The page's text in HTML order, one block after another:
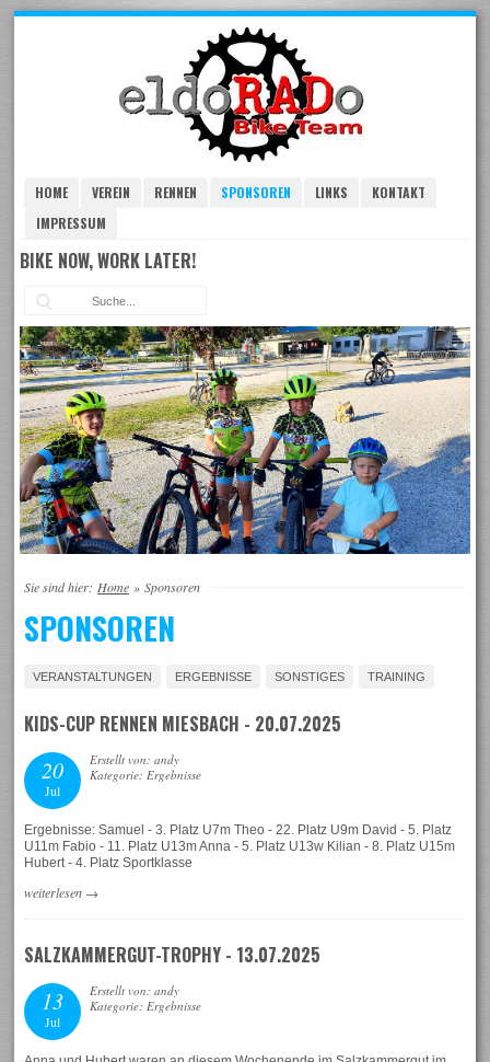
HOME VEREIN RENNEN SPONSOREN LINKS
KONTAKT
IMPRESSUM
BIKE NOW, WORK LATER!
Sie sind hier: Home »Sponsoren
SPONSOREN
VERANSTALTUNGEN ERGEBNISSE SONSTIGES TRAINING
KIDS-CUP RENNEN MIESBACH - 20.07.2025
20
Jul
Erstellt von: andy
Kategorie: Ergebnisse
Ergebnisse: Samuel - 3. Platz U7m Theo - 22. Platz U9m David - 5. Platz
U11m Fabio - 11. Platz U13m Anna - 5. Platz U13w Kilian - 8. Platz U15m
Hubert - 4. Platz Sportklasse
weiterlesen →
SALZKAMMERGUT-TROPHY - 13.07.2025
13
Jul
Erstellt von: andy
Kategorie: Ergebnisse